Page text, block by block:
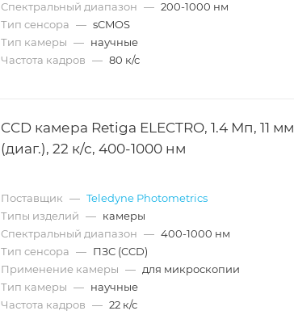
Спектральный диапазон — 200-1000 нм
Тип сенсора — sCMOS
Тип камеры — научные
Частота кадров — 80 к/с
CCD камера Retiga ELECTRO, 1.4 Мп, 11 мм
(диаг.), 22 к/с, 400-1000 нм
Поставщик — Teledyne Photometrics
Типы изделий — камеры
Спектральный диапазон — 400-1000 нм
Тип сенсора — ПЗС (CCD)
Применение камеры — для микроскопии
Тип камеры — научные
Частота кадров — 22 к/с